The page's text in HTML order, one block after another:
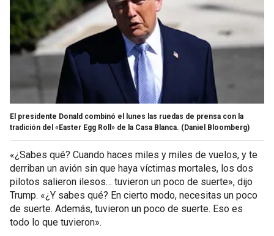
El presidente Donald combinó el lunes las ruedas de prensa con la
tradición del «Easter Egg Roll» de la Casa Blanca. (Daniel Bloomberg)
«¿Sabes qué? Cuando haces miles y miles de vuelos, y te
derriban un avión sin que haya víctimas mortales, los dos
pilotos salieron ilesos… tuvieron un poco de suerte», dijo
Trump. «¿Y sabes qué? En cierto modo, necesitas un poco
de suerte. Además, tuvieron un poco de suerte. Eso es
todo lo que tuvieron».